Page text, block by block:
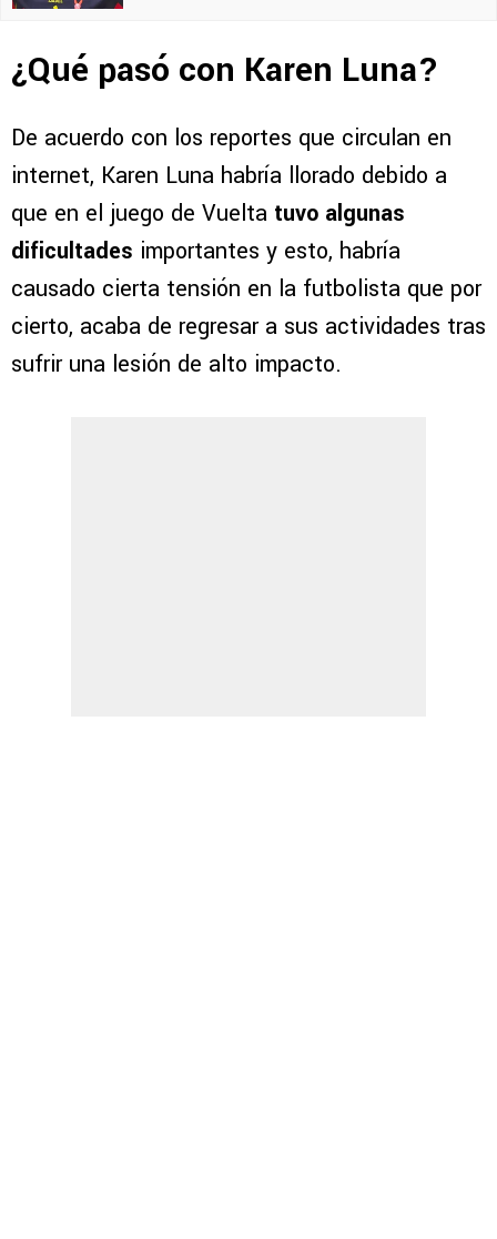
¿Qué pasó con Karen Luna?
De acuerdo con los reportes que circulan en
internet, Karen Luna habría llorado debido a
que en el juego de Vuelta tuvo algunas
dificultades importantes y esto, habría
causado cierta tensión en la futbolista que por
cierto, acaba de regresar a sus actividades tras
sufrir una lesión de alto impacto.